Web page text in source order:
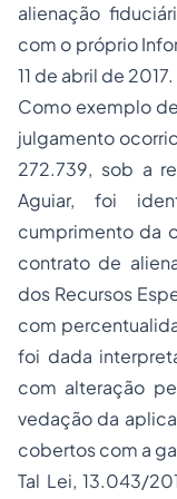
alienação
com o próprio
11 de abril de 2017.
Como exemplo
julgamento
272.739, sob a
Aguiar, foi
cumprimento da
contrato de
dos Recursos
com
foi dada
com alteração
vedação da
cobertos com a
Tal Lei, 13.043/